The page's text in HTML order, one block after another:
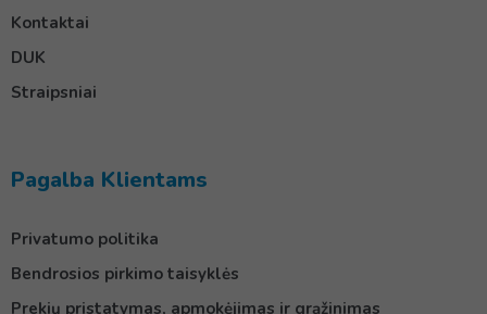
Kontaktai
DUK
Straipsniai
Pagalba Klientams
Privatumo politika
Bendrosios pirkimo taisyklės
Prekių pristatymas, apmokėjimas ir grąžinimas